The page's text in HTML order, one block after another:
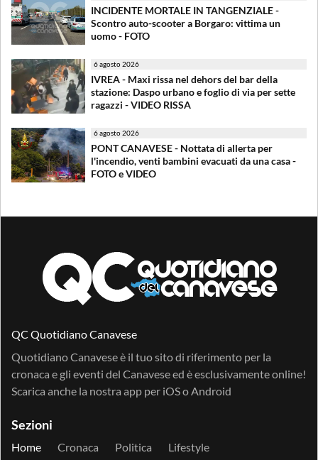
INCIDENTE MORTALE IN TANGENZIALE -
Scontro auto-scooter a Borgaro: vittima un
uomo - FOTO
6 agosto 2026
IVREA - Maxi rissa nel dehors del bar della
stazione: Daspo urbano e foglio di via per sette
ragazzi - VIDEO RISSA
6 agosto 2026
PONT CANAVESE - Nottata di allerta per
l'incendio, venti bambini evacuati da una casa -
FOTO e VIDEO
QC Quotidiano Canavese
Quotidiano Canavese è il tuo sito di riferimento per la
cronaca e gli eventi del Canavese ed è esclusivamente online!
Scarica anche la nostra app per iOSo Android
Sezioni
Home Cronaca Politica
Lifestyle